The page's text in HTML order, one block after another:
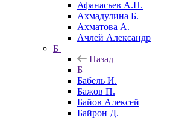
Афанасьев А.Н.
Ахмадулина Б.
Ахматова А.
Ачлей Александр
Б
Назад
Б
Бабель И.
Бажов П.
Байов Алексей
Байрон Д.